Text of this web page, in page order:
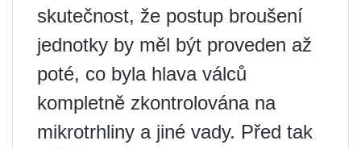
skutečnost, že postup broušení
jednotky by měl být proveden až
poté, co byla hlava válců
kompletně zkontrolována na
mikrotrhliny a jiné vady. Před tak